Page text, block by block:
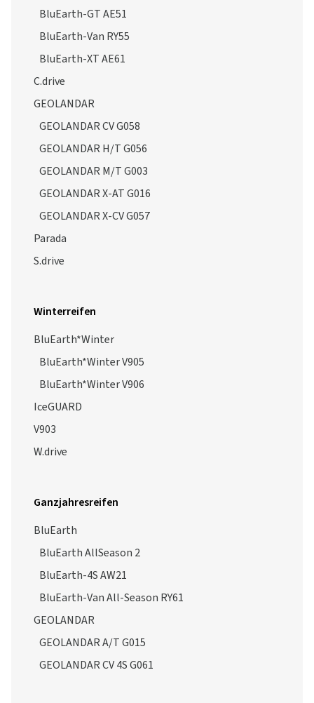
BluEarth-GT AE51
BluEarth-Van RY55
BluEarth-XT AE61
C.drive
GEOLANDAR
GEOLANDAR CV G058
GEOLANDAR H/T G056
GEOLANDAR M/T G003
GEOLANDAR X-AT G016
GEOLANDAR X-CV G057
Parada
S.drive
Winterreifen
BluEarth*Winter
BluEarth*Winter V905
BluEarth*Winter V906
IceGUARD
V903
W.drive
Ganzjahresreifen
BluEarth
BluEarth AllSeason 2
BluEarth-4S AW21
BluEarth-Van All-Season RY61
GEOLANDAR
GEOLANDAR A/T G015
GEOLANDAR CV 4S G061